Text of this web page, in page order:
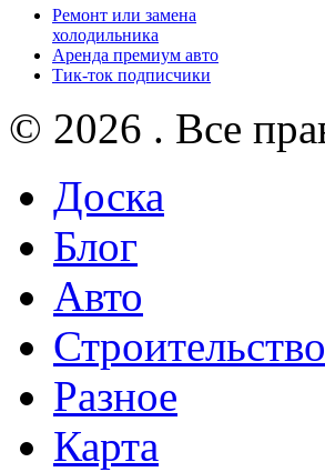
Ремонт или замена
холодильника
Аренда премиум авто
Тик-ток подписчики
© 2026 . Все
Доска
Блог
Авто
Строительство
Разное
Карта